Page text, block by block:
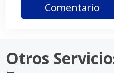
Comentario
Otros